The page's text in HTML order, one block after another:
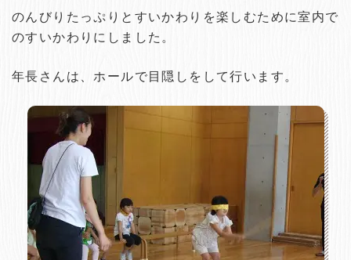
のんびりたっぷりとすいかわりを楽しむために室内で
のすいかわりにしました。
年長さんは、ホールで目隠しをして行います。